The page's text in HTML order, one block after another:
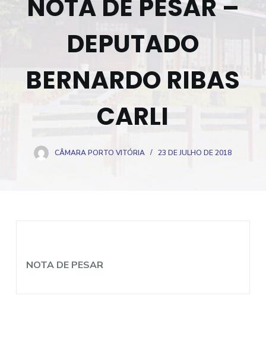
NOTA DE PESAR –
DEPUTADO
BERNARDO RIBAS
CARLI
CÂMARA PORTO VITÓRIA 23 DE JULHO DE 2018
NOTA DE PESAR